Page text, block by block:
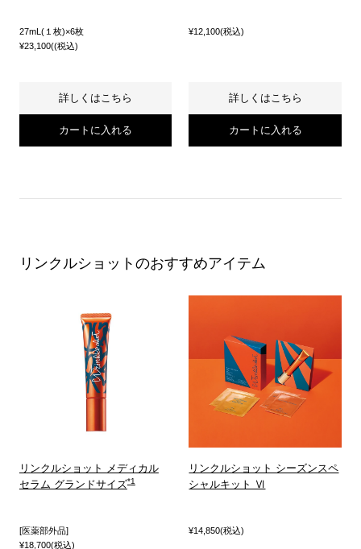
27mL(１枚)×6枚
¥23,100((税込)
詳しくはこちら
カートに入れる
¥12,100(税込)
詳しくはこちら
カートに入れる
リンクルショットのおすすめアイテム
リンクルショット メディカル
セラム グランドサイズ
[医薬部外品]
¥18,700(税込)
リンクルショット シーズンスペ
シャルキット Ⅵ
¥14,850(税込)